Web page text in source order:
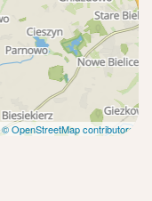
© OpenStreetMap contributors